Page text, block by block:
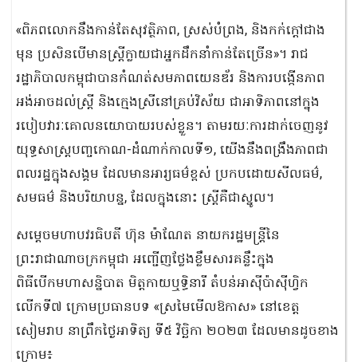
«ពិភពលោកនឹងកាន់តែសុវត្ថិភាព, ស្រស់បំព្រង, និងកក់ក្តៅជាង
មុន ប្រសិនបើមានស្ត្រីក្លាយជាអ្នកដឹកនាំកាន់តែច្រើន»។ រាជ
រដ្ឋាភិបាលកម្ពុជាបានកំណត់សមភាពយេនឌ័រ និងការបង្កើនភាព
អង់អាចដល់ស្រ្តី និងក្មេងស្រីនៅគ្រប់វិស័យ ជាអាទិភាពនៅក្នុង
របៀបវារៈគោលនយោបាយរបស់ខ្លួន។ តាមរយៈការដាក់ចេញនូវ
យុទ្ធសាស្ត្របញ្ចកោណ-ដំណាក់កាលទី១, យើងនឹងពង្រឹងភាពជា
ពលរដ្ឋក្នុងសង្គម ដែលមានអារ្យធម៌ខ្ពស់ ប្រកបដោយសីលធម៌,
សមធម៌ និងបរិយាបន្ន, ដែលក្នុងនោះ ស្រ្តីគឺជាស្នូល។
សម្តេចមហាបវរធិបតី ហ៊ុន ម៉ាណែត នាយករដ្ឋមន្ត្រីនៃ
ព្រះរាជាណាចក្រកម្ពុជា អញ្ជើញថ្លែងខ្លឹមសារគន្លឹះក្នុង
ពិធីបើកមហាសន្និបាត មិត្តកាយឬទ្ធិនារី តំបន់អាស៊ីប៉ាស៊ីហ្វិក
លើកទី៧ ក្រោមប្រធានបទ «ស្រមៃមើលឱកាស» នៅខេត្ត
សៀមរាប នាព្រឹកថ្ងៃអាទិត្យ ទី៥ វិច្ឆិកា ២០២៣ ដែលមានដូចខាង
ក្រោម៖